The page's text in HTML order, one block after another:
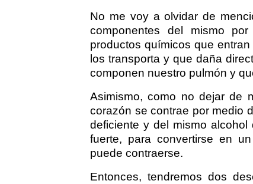
No me voy a olvidar de
componentes del mismo
productos químicos que
los transporta y que daña
componen nuestro pulmón y
Asimismo, como no dejar de
corazón se contrae por medio
deficiente y del mismo
fuerte, para convertirse en
puede contraerse.
Entonces, tendremos dos